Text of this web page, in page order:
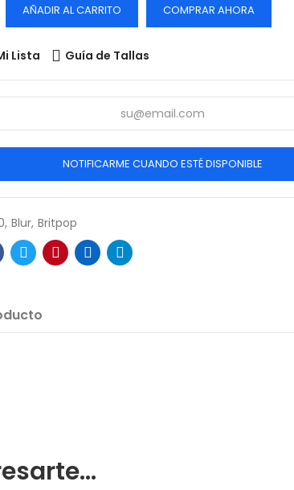
AÑADIR AL CARRITO COMPRAR AHORA
Lista Guía de Tallas
NOTIFICARME CUANDO ESTÉ DISPONIBLE
Blur Britpop